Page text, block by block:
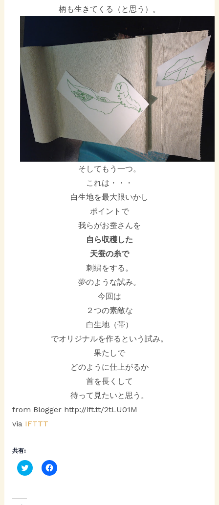
柄も生きてくる（と思う）。
そしてもう一つ。
これは・・・
白生地を最大限いかし
ポイントで
我らがお蚕さんを
自ら収穫した
天蚕の糸で
刺繍をする。
夢のような試み。
今回は
２つの素敵な
白生地（帯）
でオリジナルを作るという試み。
果たしで
どのように仕上がるか
首を長くして
待って見たいと思う。
from Blogger http://ift.tt/2tLU01M
via IFTTT
共有:
C
l
F
a